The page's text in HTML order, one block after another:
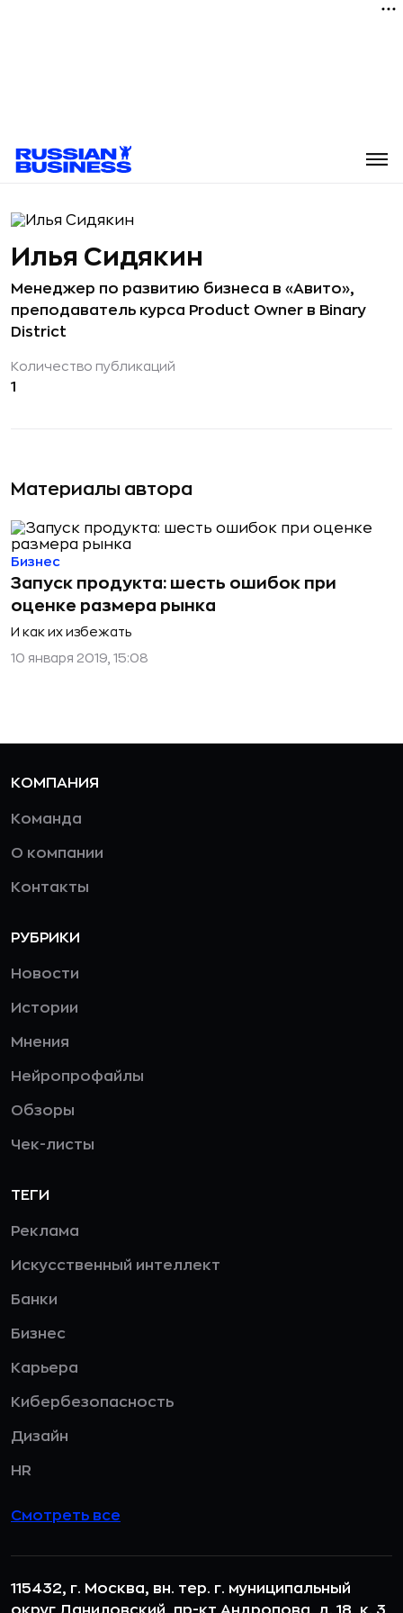
Материалы автора
Запуск продукта: шесть ошибок при
оценке размера рынка
И как их избежать
Бизнес
10 января 2019, 15:08
Илья Сидякин
Менеджер по развитию бизнеса в «Авито»,
преподаватель курса Product Owner в Binary
District
Количество публикаций
1
КОМПАНИЯ
Команда
О компании
Контакты
РУБРИКИ
Новости
Истории
Мнения
Нейропрофайлы
Обзоры
Чек-листы
ТЕГИ
Реклама
Искусственный интеллект
Банки
Бизнес
Карьера
Кибербезопасность
Дизайн
HR
Смотреть все
115432, г. Москва, вн. тер. г. муниципальный